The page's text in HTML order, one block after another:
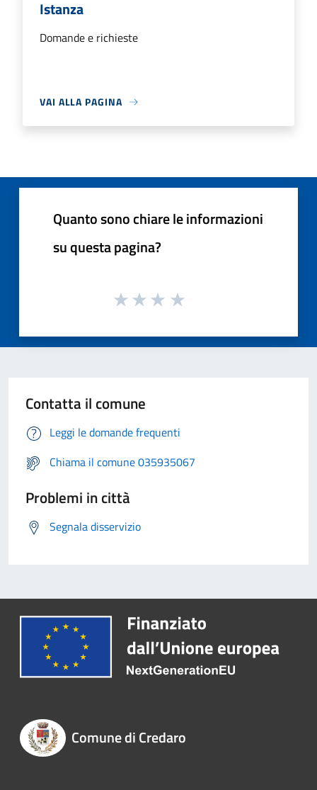
Istanza
Domande e richieste
VAI ALLA PAGINA
Quanto sono chiare le informazioni
su questa pagina?
Contatta il comune
Leggi le domande frequenti
Chiama il comune 035935067
Problemi in città
Segnala disservizio
Comune di Credaro